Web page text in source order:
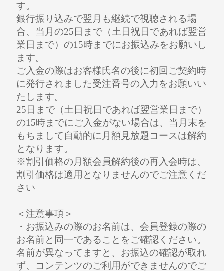
す。
銀行振り込みで翌月も継続で視聴される場
合、当月の25日まで（土日祝日であれば翌営
業日まで）の15時までにお振込みをお願いし
ます。
ご入金の際はお客様氏名の後に初回ご契約時
に発行されました受注番号の入力をお願いい
たします。
25日まで（土日祝日であれば翌営業日まで）
の15時までにご入金がない場合は、当月末を
もちまして自動的に月額見放題コースは解約
となります。
※割引価格の月額会員解約後の再入会時は、
割引価格は適用となりませんのでご注意くだ
さい
＜注意事項＞
・お振込みの際のお名前は、会員登録の際の
お名前と同一であることをご確認ください。
名前が異なってますと、お振込の確認が取れ
ず、コンテンツのご利用ができませんのでご